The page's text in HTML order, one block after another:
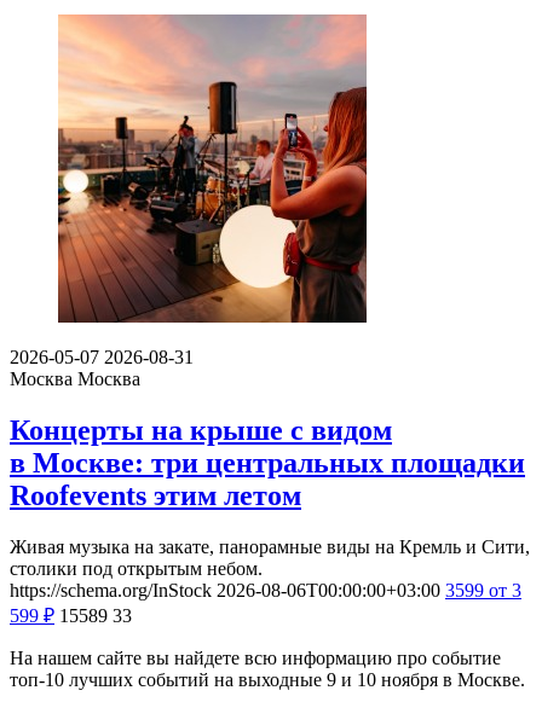
2026-05-07 2026-08-31
Москва Москва
Концерты на крыше с видом
в Москве: три центральных площадки
Roofevents этим летом
Живая музыка на закате, панорамные виды на Кремль и Сити,
столики под открытым небом.
https://schema.org/InStock 2026-08-06T00:00:00+03:00 3599 от 3
599 ₽ 15589 33
На нашем сайте вы найдете всю информацию про событие
топ-10 лучших событий на выходные 9 и 10 ноября в Москве.